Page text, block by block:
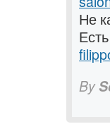
Не
By